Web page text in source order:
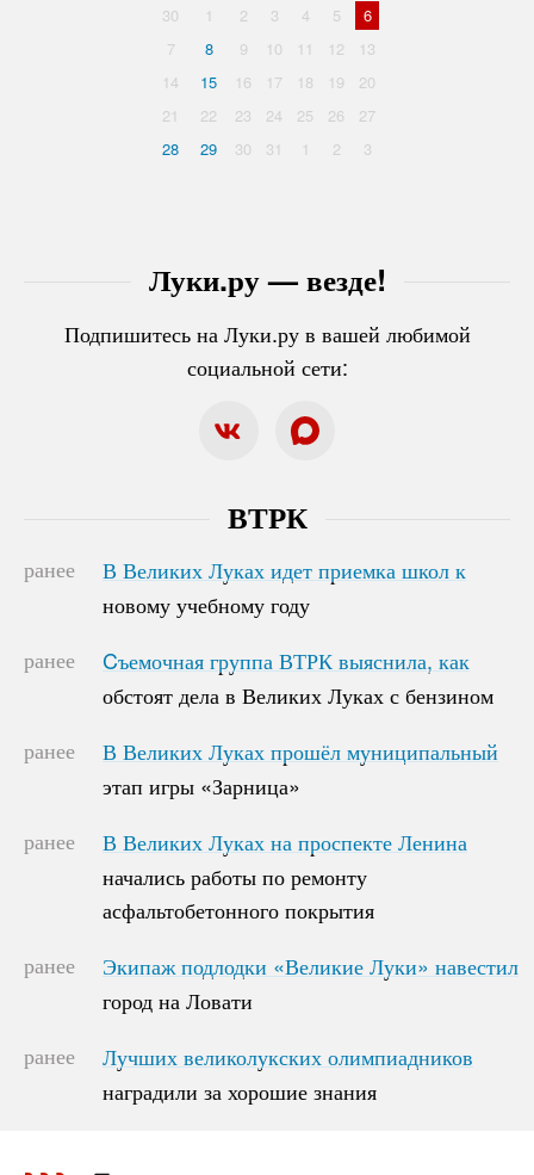
Луки.ру — везде!
Подпишитесь на Луки.ру в вашей любимой
социальной сети:
30 1 2 3 4 5
6
7
8 9 10 11 12
13
14
15 16 17 18 19
20
21
22 23 24 25 26
27
28
29 30 31 1 2 3
ВТРК
ранее
В Великих Луках идет приемка школ к
новому учебному году
В Великих Луках идет приемка школ к
новому учебному году
ранее
Cъемочная группа ВТРК выяснила, как
обстоят дела в Великих Луках с бензином
Cъемочная группа ВТРК выяснила, как
обстоят дела в Великих Луках с бензином
ранее
В Великих Луках прошёл муниципальный
этап игры «Зарница»
В Великих Луках прошёл муниципальный
этап игры «Зарница»
ранее
В Великих Луках на проспекте Ленина
начались работы по ремонту
асфальтобетонного покрытия
В Великих Луках на проспекте Ленина
начались работы по ремонту
асфальтобетонного покрытия
ранее
Экипаж подлодки «Великие Луки» навестил
город на Ловати
Экипаж подлодки «Великие Луки» навестил
город на Ловати
ранее
Лучших великолукских олимпиадников
наградили за хорошие знания
Лучших великолукских олимпиадников
наградили за хорошие знания